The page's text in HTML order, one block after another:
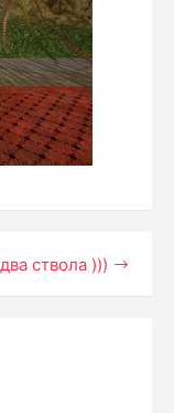
ствола )))